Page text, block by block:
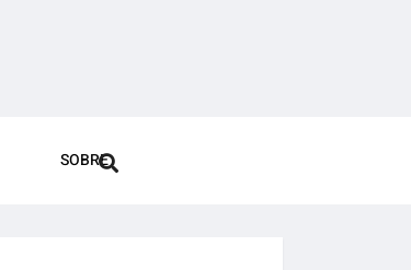
SOBRE